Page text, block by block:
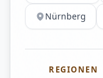
Nürnberg
REGIONEN